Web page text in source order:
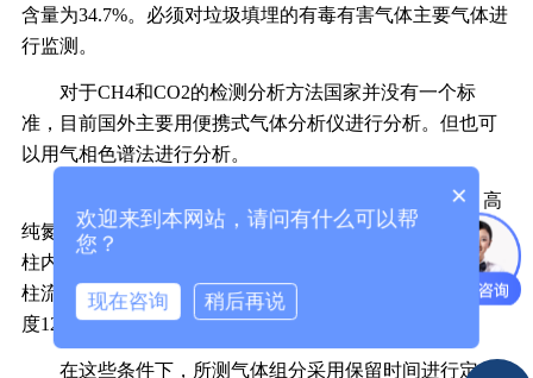
含量为34.7%。必须对垃圾填埋的有毒有害气体主要气体进
行监测。
对于CH4和CO2的检测分析方法国家并没有一个标
准，目前国外主要用便携式气体分析仪进行分析。但也可
以用气相色谱法进行分析。
气相色谱仪，配热导池检测器，色谱数据工作站，高
纯氮气，100毫升医用注射器。 玻璃填充柱一根，柱长2m，
柱内径3mm，内载40~60目G.D.X-502，载气为高纯氮气，
柱流量60ml/min，柱温30℃，气化室温度120℃，检测器温
度120℃，池电流50mA，进样量0.5ml。
在这些条件下，所测气体组分采用保留时间进行定
×
欢迎来到本网站，请问有什么可以帮
您？
现在咨询 稍后再说